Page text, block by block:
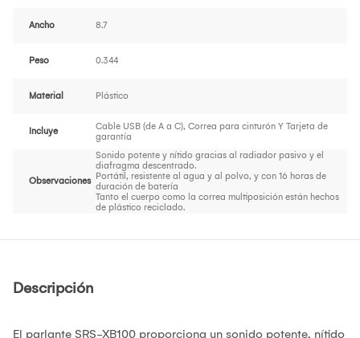
Ancho 8.7
Peso 0.344
Material Plástico
Incluye
Cable USB (de A a C), Correa para cinturón Y Tarjeta de
garantía
Observaciones
Sonido potente y nítido gracias al radiador pasivo y el
diafragma descentrado.
Portátil, resistente al agua y al polvo, y con 16 horas de
duración de batería
Tanto el cuerpo como la correa multiposición están hechos
de plástico reciclado.
Descripción
El parlante SRS-XB100 proporciona un sonido potente, nítido